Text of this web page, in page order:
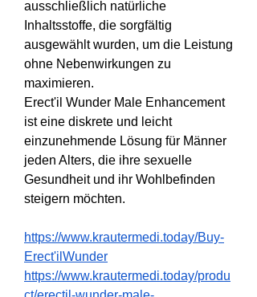
ausschließlich natürliche
Inhaltsstoffe, die sorgfältig
ausgewählt wurden, um die Leistung
ohne Nebenwirkungen zu
maximieren.
Erect'il Wunder Male Enhancement
ist eine diskrete und leicht
einzunehmende Lösung für Männer
jeden Alters, die ihre sexuelle
Gesundheit und ihr Wohlbefinden
steigern möchten.
https://www.krautermedi.today/Buy-
Erect'ilWunder
https://www.krautermedi.today/produ